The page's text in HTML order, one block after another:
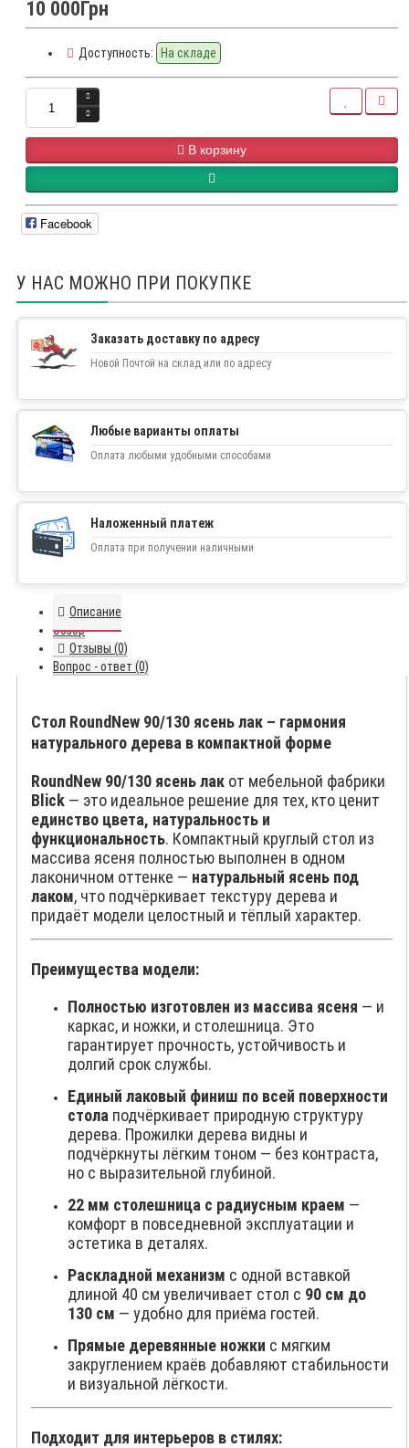
10 000Грн
Доступность: На складе
В корзину
Facebook
У НАС МОЖНО ПРИ ПОКУПКЕ
Заказать доставку по адресу
Новой Почтой на склад или по адресу
Любые варианты оплаты
Оплата любыми удобными способами
Наложенный платеж
Оплата при получении наличными
Описание
Обзор
Отзывы (0)
Вопрос - ответ (0)
Стол RoundNew 90/130 ясень лак – гармония
натурального дерева в компактной форме
RoundNew 90/130 ясень лак от мебельной фабрики
Blick — это идеальное решение для тех, кто ценит
единство цвета, натуральность и
функциональность. Компактный круглый стол из
массива ясеня полностью выполнен в одном
лаконичном оттенке — натуральный ясень под
лаком, что подчёркивает текстуру дерева и
придаёт модели целостный и тёплый характер.
Преимущества модели:
Полностью изготовлен из массива ясеня — и
каркас, и ножки, и столешница. Это
гарантирует прочность, устойчивость и
долгий срок службы.
Единый лаковый финиш по всей поверхности
стола подчёркивает природную структуру
дерева. Прожилки дерева видны и
подчёркнуты лёгким тоном — без контраста,
но с выразительной глубиной.
22 мм столешница с радиусным краем —
комфорт в повседневной эксплуатации и
эстетика в деталях.
Раскладной механизм с одной вставкой
длиной 40 см увеличивает стол с 90 см до
130 см — удобно для приёма гостей.
Прямые деревянные ножки с мягким
закруглением краёв добавляют стабильности
и визуальной лёгкости.
Подходит для интерьеров в стилях: